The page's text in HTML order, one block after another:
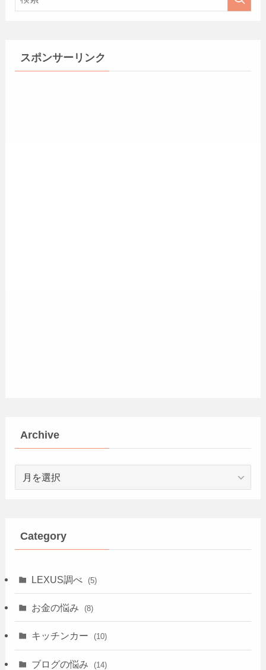
スポンサーリンク
Archive
Archive
Category
LEXUS調べ (5)
お金の悩み (8)
キッチンカー (10)
ブログの悩み (14)